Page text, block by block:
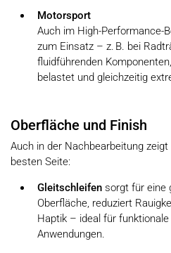
Motorsport
Auch im High-Performance-
zum Einsatz – z. B. bei
fluidführenden
belastet und gleichzeitig
Oberfläche und Finish
Auch in der Nachbearbeitung
besten Seite:
Gleitschleifensorgt für eine
Oberfläche, reduziert
Haptik – ideal für
Anwendungen.